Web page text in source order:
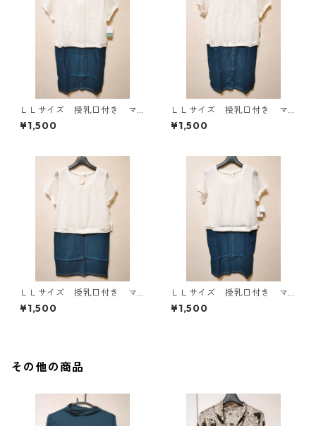
ＬＬサイズ 授乳口付き マ
タニティ ドッキングワンピ
ース ホワイト×ブルー KAE
¥1,500
ＬＬサイズ 授乳口付き マ
タニティ ドッキングワンピ
ース ホワイト×ブルー KAE
¥1,500
ＬＬサイズ 授乳口付き マ
タニティ ドッキングワンピ
ース ホワイト×ブルー KAE
¥1,500
ＬＬサイズ 授乳口付き マ
タニティ ドッキングワンピ
ース ホワイト×ブルー KAE
¥1,500
その他の商品